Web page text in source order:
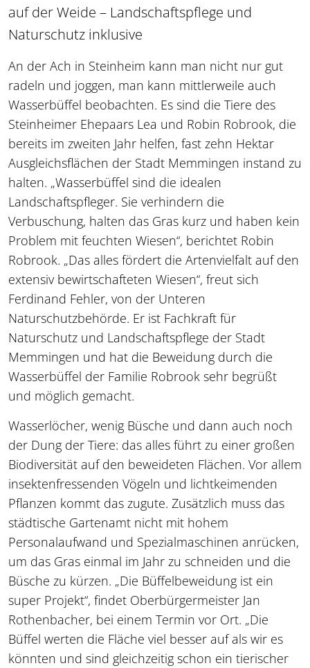
auf der Weide – Landschaftspflege und
Naturschutz inklusive
An der Ach in Steinheim kann man nicht nur gut
radeln und joggen, man kann mittlerweile auch
Wasserbüffel beobachten. Es sind die Tiere des
Steinheimer Ehepaars Lea und Robin Robrook, die
bereits im zweiten Jahr helfen, fast zehn Hektar
Ausgleichsflächen der Stadt Memmingen instand zu
halten. „Wasserbüffel sind die idealen
Landschaftspfleger. Sie verhindern die
Verbuschung, halten das Gras kurz und haben kein
Problem mit feuchten Wiesen“, berichtet Robin
Robrook. „Das alles fördert die Artenvielfalt auf den
extensiv bewirtschafteten Wiesen“, freut sich
Ferdinand Fehler, von der Unteren
Naturschutzbehörde. Er ist Fachkraft für
Naturschutz und Landschaftspflege der Stadt
Memmingen und hat die Beweidung durch die
Wasserbüffel der Familie Robrook sehr begrüßt
und möglich gemacht.
Wasserlöcher, wenig Büsche und dann auch noch
der Dung der Tiere: das alles führt zu einer großen
Biodiversität auf den beweideten Flächen. Vor allem
insektenfressenden Vögeln und lichtkeimenden
Pflanzen kommt das zugute. Zusätzlich muss das
städtische Gartenamt nicht mit hohem
Personalaufwand und Spezialmaschinen anrücken,
um das Gras einmal im Jahr zu schneiden und die
Büsche zu kürzen. „Die Büffelbeweidung ist ein
super Projekt“, findet Oberbürgermeister Jan
Rothenbacher, bei einem Termin vor Ort. „Die
Büffel werten die Fläche viel besser auf als wir es
könnten und sind gleichzeitig schon ein tierischer